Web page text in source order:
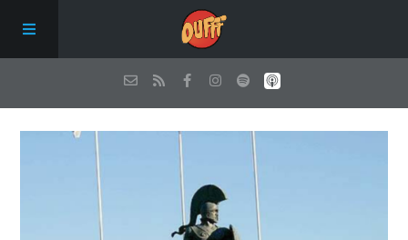
Episodes
Qui sommes nous ?